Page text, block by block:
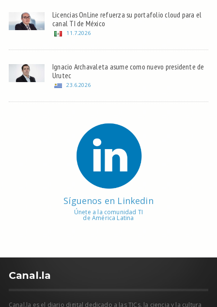
Licencias OnLine refuerza su portafolio cloud para el
canal TI de México
11.7.2026
Ignacio Archavaleta asume como nuevo presidente de
Urutec
23.6.2026
Síguenos en Linkedin
Únete a la comunidad TI
de América Latina
Canal.la
Canal.la es el diario digital dedicado a las TICs, la ciencia y la cultura